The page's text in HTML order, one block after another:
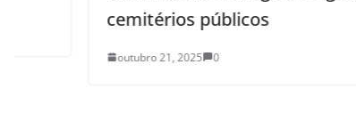
cemitérios públicos
outubro 21, 2025 0